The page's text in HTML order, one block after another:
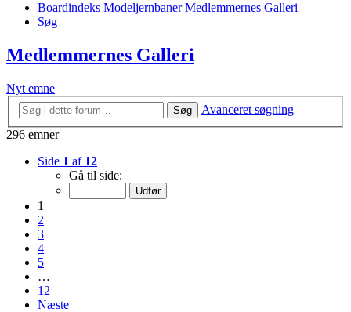
Boardindeks Modeljernbaner Medlemmernes Galleri
Søg
Medlemmernes Galleri
Nyt emne
Søg
Avanceret søgning
296 emner
Side 1 af 12
Gå til side:
1
2
3
4
5
…
12
Næste